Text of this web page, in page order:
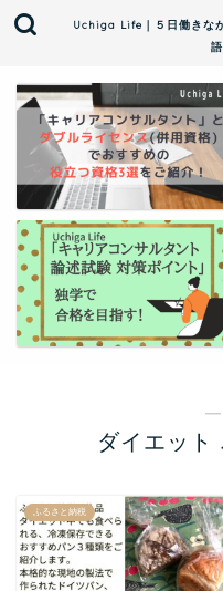
Uchiga Life｜５日働きな
―
ダイエット
ふるさと納税